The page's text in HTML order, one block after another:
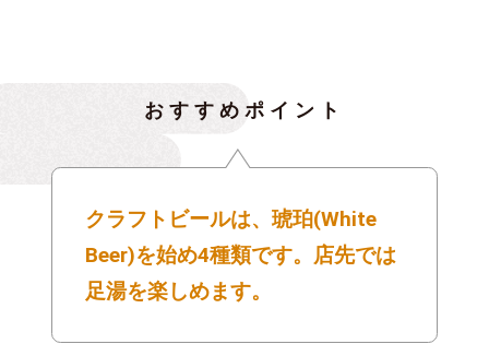
おすすめポイント
クラフトビールは、琥珀(White
Beer)を始め4種類です。店先では
足湯を楽しめます。